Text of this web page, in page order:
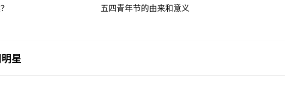
五四青年节的由来和意义
星